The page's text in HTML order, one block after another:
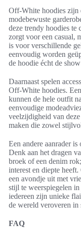
Off-White hoodies zijn
modebewuste
deze trendy hoodies te
zorgt voor een casual,
is voor verschillende
eenvoudig worden
de hoodie écht de
Daarnaast spelen
Off-White hoodies.
kunnen de hele outfit
eenvoudige
veelzijdigheid van
maken die zowel
Een andere aanrader
Denk aan het dragen
broek of een denim
interest en diepte
een avondje uit met
stijl te weerspiegelen in
iedereen zijn unieke
de wereld veroveren in
FAQ